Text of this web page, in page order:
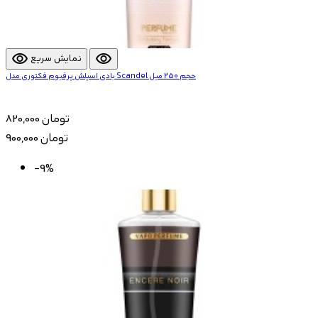
visibility نمایش سریع visibility
بادی اسپلش پرفیوم فکتوری مدل Scandel حجم 250 میل
820,000 تومان
900,000 تومان
-9%